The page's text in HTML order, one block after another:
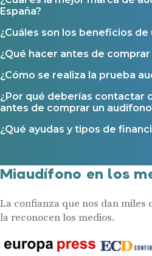
España?
¿Cuáles son los beneficios
¿Qué hacer antes de
¿Cómo se realiza la prueba
¿Por qué deberías contactar
antes de comprar un
¿Qué ayudas y tipos de
Miaudífono en los
La confianza que nos dan miles
la reconocen los medios.